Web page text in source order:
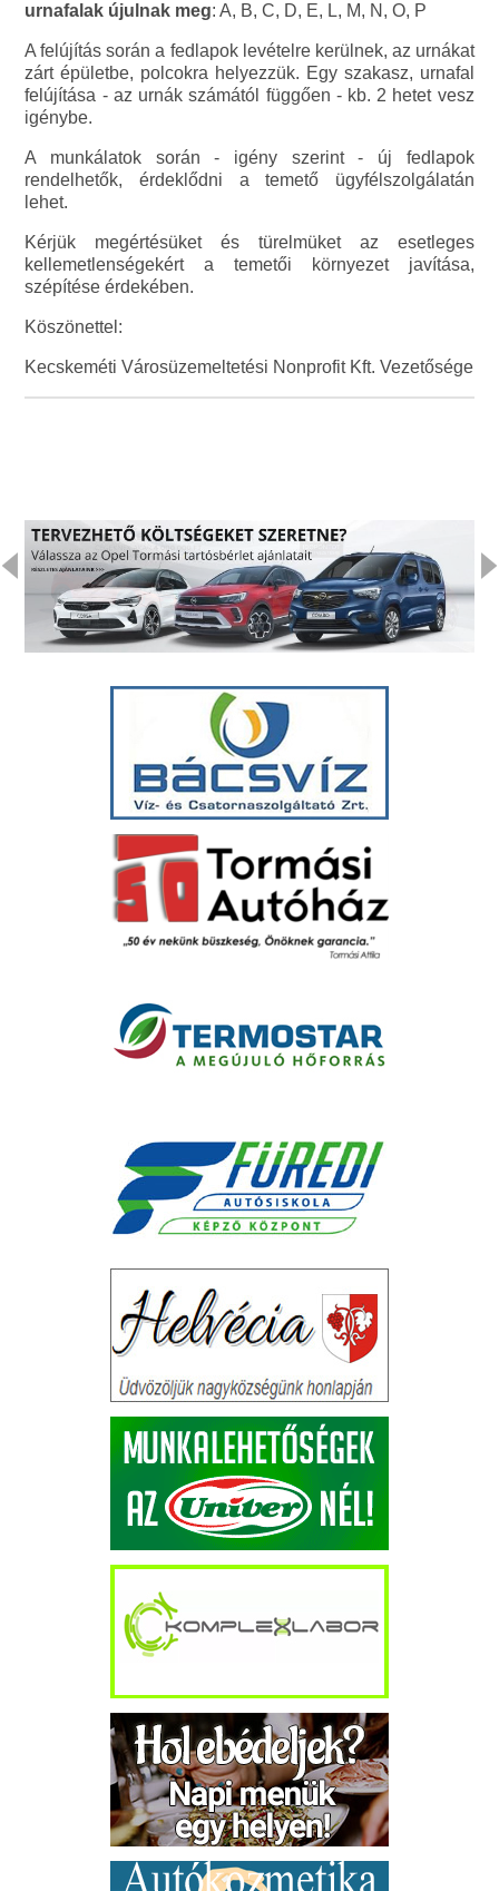
urnafalak újulnak meg: A, B, C, D, E, L, M, N, O, P
A felújítás során a fedlapok levételre kerülnek, az urnákat
zárt épületbe, polcokra helyezzük. Egy szakasz, urnafal
felújítása - az urnák számától függően - kb. 2 hetet vesz
igénybe.
A munkálatok során - igény szerint - új fedlapok
rendelhetők, érdeklődni a temető ügyfélszolgálatán
lehet.
Kérjük megértésüket és türelmüket az esetleges
kellemetlenségekért a temetői környezet javítása,
szépítése érdekében.
Köszönettel:
Kecskeméti Városüzemeltetési Nonprofit Kft. Vezetősége